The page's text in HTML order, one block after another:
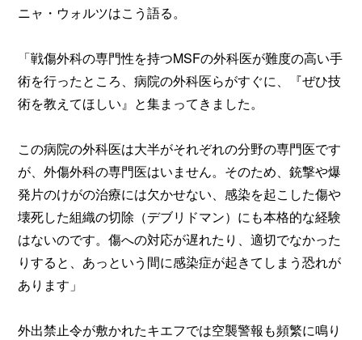
ニャ・ウォルツはこう語る。
「戦傷外科の専門性を持つMSFの外科医が難度の高い手
術を行ったところ、病院の外科医らがすぐに、『ぜひ技
術を教えてほしい』と集まってきました。
この病院の外科医は大半がそれぞれの分野の専門医です
が、外傷外科の専門医はいません。そのため、銃撃や爆
発片のけがの治療には欠かせない、感染を起こした傷や
壊死した組織の切除（デブリドマン）にも本格的な経験
はないのです。傷への対応が遅れたり、適切でなかった
りすると、あっという間に感染症が起きてしまう恐れが
あります」
外出禁止令が敷かれたキエフでは空襲警報も頻繁に鳴り